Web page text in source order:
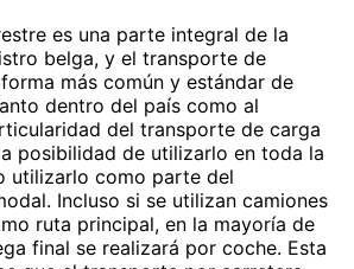
es una parte integral de la
belga, y el transporte de
más común y estándar de
dentro del país como al
del transporte de carga
posibilidad de utilizarlo en toda la
utilizarlo como parte del
Incluso si se utilizan camiones
ruta principal, en la mayoría de
final se realizará por coche. Esta